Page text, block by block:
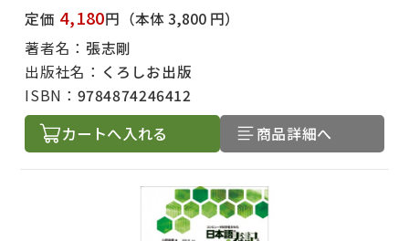
定価 4,180円 （本体 3,800 円）
著者名： 張志剛
出版社名： くろしお出版
ISBN： 9784874246412
カートへ入れる 商品詳細へ